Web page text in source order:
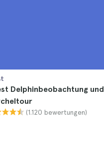
Delphinbeobachtung und
(1.120 bewertungen)